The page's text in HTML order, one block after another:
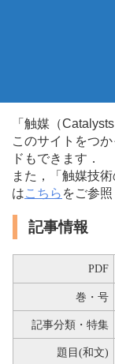
「触媒（
このサイトをつ
ドもできます．
また，「触媒技
はこちら をご参照
記事情報
PDF
巻・号
記事分類・特集
題目(和文)